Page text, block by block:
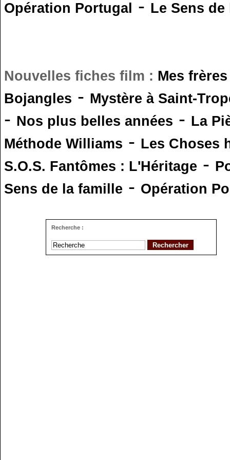
Opération Portugal - Le Sens
Nouvelles fiches film : Mes
Bojangles - Mystère à Saint-
- Nos plus belles années - La
Méthode Williams - Les Choses
S.O.S. Fantômes : L'Héritage -
Sens de la famille - Opération
Recherche :